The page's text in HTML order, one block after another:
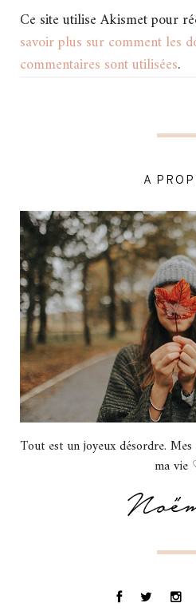
Ce site utilise Akismet pour
savoir plus sur comment les
commentaires sont utilisées.
A
Tout est un joyeux désordre.
ma vie